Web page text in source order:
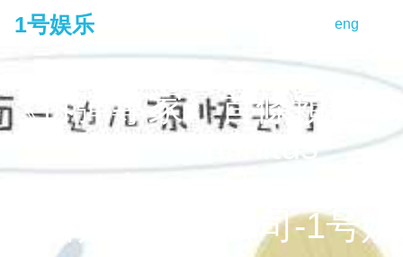
1号娱乐 eng
《拆彈專家》首條預告曝
光！ – infinitus
entertainment limited 夢
造者娛樂有限公司-1号娱